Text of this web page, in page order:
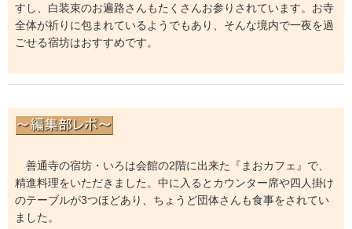
すし、白装束のお遍路さんもたくさんお参りされています。お寺
全体が祈りに包まれているようでもあり、そんな境内で一夜を過
ごせる宿坊はおすすめです。
善通寺の宿坊・いろは会館の2階に出来た『まおカフェ』で、
精進料理をいただきました。中に入るとカウンター席や四人掛け
のテーブルが3つほどあり、ちょうど団体さんも食事をされてい
ました。